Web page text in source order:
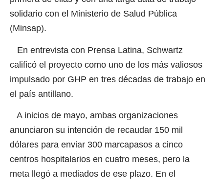
solidario con el Ministerio de Salud Pública
(Minsap).
En entrevista con Prensa Latina, Schwartz
calificó el proyecto como uno de los más valiosos
impulsado por GHP en tres décadas de trabajo en
el país antillano.
A inicios de mayo, ambas organizaciones
anunciaron su intención de recaudar 150 mil
dólares para enviar 300 marcapasos a cinco
centros hospitalarios en cuatro meses, pero la
meta llegó a mediados de ese plazo. En el